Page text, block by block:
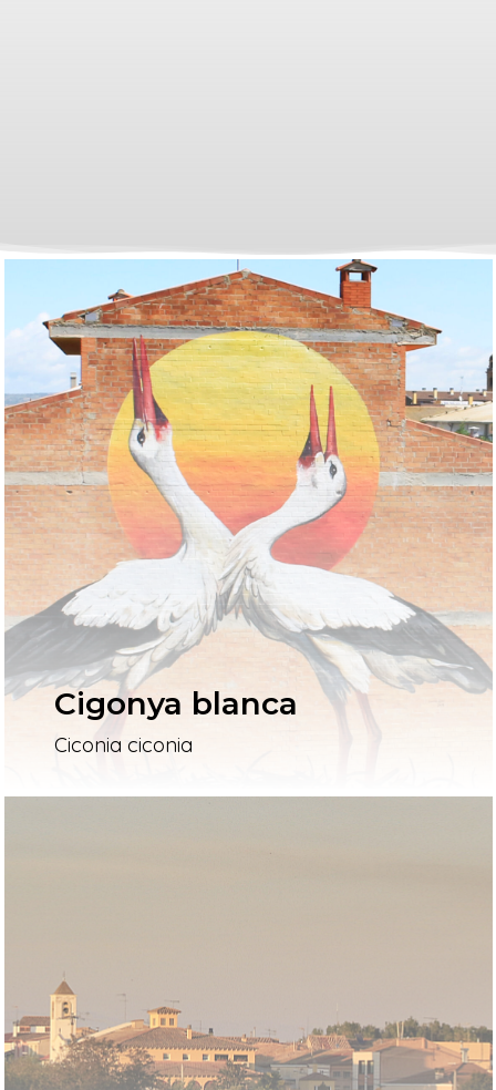
Cigonya blanca
Ciconia ciconia